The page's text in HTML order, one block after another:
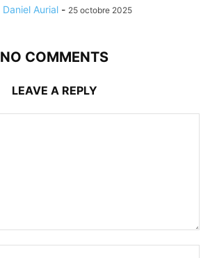
Daniel Aurial - 25 octobre 2025
NO COMMENTS
LEAVE A REPLY